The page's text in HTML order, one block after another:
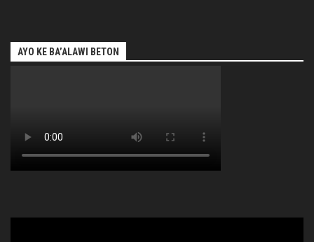
AYO KE BA’ALAWI BETON